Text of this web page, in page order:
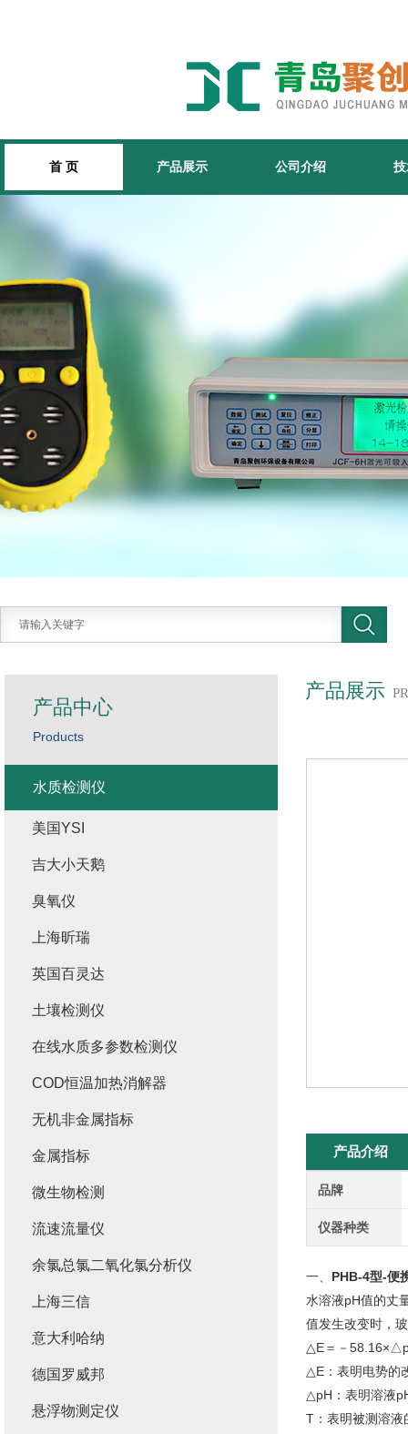
首 页 产品展示 公司介绍
产品展示
产品介绍
品牌
仪器种类
一、 PHB-4型-便
水溶液pH值的丈
值发生改变时，
△E＝－
△E：表明电势的
△pH：表明溶液
T：表明被测溶
产品中心
Products
水质检测仪
美国YSI
吉大小天鹅
臭氧仪
上海昕瑞
英国百灵达
土壤检测仪
在线水质多参数检测仪
COD恒温加热消解器
无机非金属指标
金属指标
微生物检测
流速流量仪
余氯总氯二氧化氯分析仪
上海三信
意大利哈纳
德国罗威邦
悬浮物测定仪